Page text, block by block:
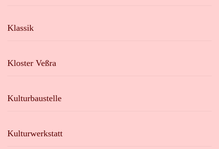
Klassik
Kloster Veßra
Kulturbaustelle
Kulturwerkstatt